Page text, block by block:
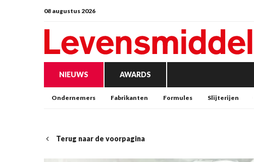
08 augustus 2026
NIEUWS AWARDS
Ondernemers Fabrikanten Formules Slijterijen
Terug naar de voorpagina